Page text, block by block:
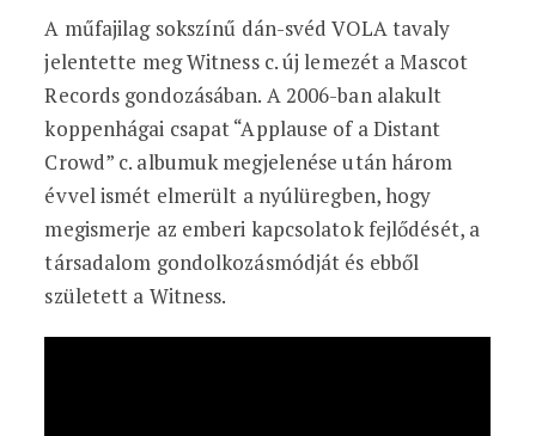
A műfajilag sokszínű dán-svéd VOLA tavaly
jelentette meg Witness c. új lemezét a Mascot
Records gondozásában. A 2006-ban alakult
koppenhágai csapat “Applause of a Distant
Crowd” c. albumuk megjelenése után három
évvel ismét elmerült a nyúlüregben, hogy
megismerje az emberi kapcsolatok fejlődését, a
társadalom gondolkozásmódját és ebből
született a Witness.